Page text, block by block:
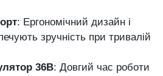
: Ергономічний дизайн і
зручність при тривалій
36В: Довгий час роботи